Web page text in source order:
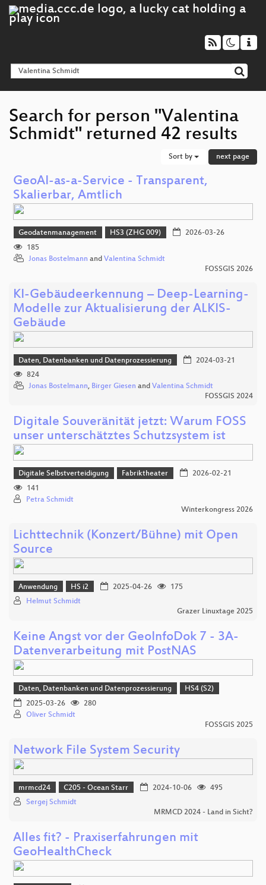
Search for person "Valentina
Schmidt" returned 42 results
Sort by next page
GeoAI-as-a-Service - Transparent,
Skalierbar, Amtlich
Geodatenmanagement HS3 (ZHG 009)
2026-03-26
185
Jonas Bostelmann and Valentina Schmidt
FOSSGIS 2026
KI-Gebäudeerkennung – Deep-Learning-
Modelle zur Aktualisierung der ALKIS-
Gebäude
Daten, Datenbanken und Datenprozessierung
2024-03-21
824
Jonas Bostelmann, Birger Giesen and Valentina Schmidt
FOSSGIS 2024
Digitale Souveränität jetzt: Warum FOSS
unser unterschätztes Schutzsystem ist
Digitale Selbstverteidigung Fabriktheater
2026-02-21
141
Petra Schmidt
Winterkongress 2026
Lichttechnik (Konzert/Bühne) mit Open
Source
Anwendung HS i2 2025-04-26
175
Helmut Schmidt
Grazer Linuxtage 2025
Keine Angst vor der GeoInfoDok 7 - 3A-
Datenverarbeitung mit PostNAS
Daten, Datenbanken und Datenprozessierung
HS4 (S2)
2025-03-26
280
Oliver Schmidt
FOSSGIS 2025
Network File System Security
mrmcd24 C205 - Ocean Starr 2024-10-06
495
Sergej Schmidt
MRMCD 2024 - Land in Sicht?
Alles fit? - Praxiserfahrungen mit
GeoHealthCheck